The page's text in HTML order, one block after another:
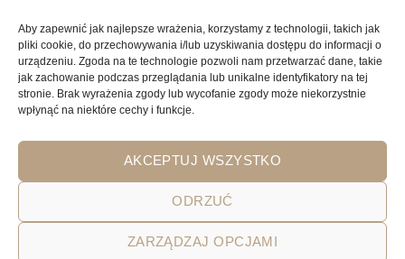
Aby zapewnić jak najlepsze wrażenia, korzystamy z technologii, takich jak
pliki cookie, do przechowywania i/lub uzyskiwania dostępu do informacji o
urządzeniu. Zgoda na te technologie pozwoli nam przetwarzać dane, takie
jak zachowanie podczas przeglądania lub unikalne identyfikatory na tej
stronie. Brak wyrażenia zgody lub wycofanie zgody może niekorzystnie
wpłynąć na niektóre cechy i funkcje.
AKCEPTUJ WSZYSTKO
ODRZUĆ
ZARZĄDZAJ OPCJAMI
MINI OGRODY
MINI OGRÓD DLA DZIECI
POLITYKA PRYWATNOŚCI
REGULAMIN SKLEPU ON-LINE
DOSTAWA